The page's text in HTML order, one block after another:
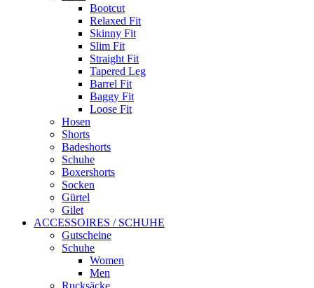
Bootcut
Relaxed Fit
Skinny Fit
Slim Fit
Straight Fit
Tapered Leg
Barrel Fit
Baggy Fit
Loose Fit
Hosen
Shorts
Badeshorts
Schuhe
Boxershorts
Socken
Gürtel
Gilet
ACCESSOIRES / SCHUHE
Gutscheine
Schuhe
Women
Men
Rucksäcke